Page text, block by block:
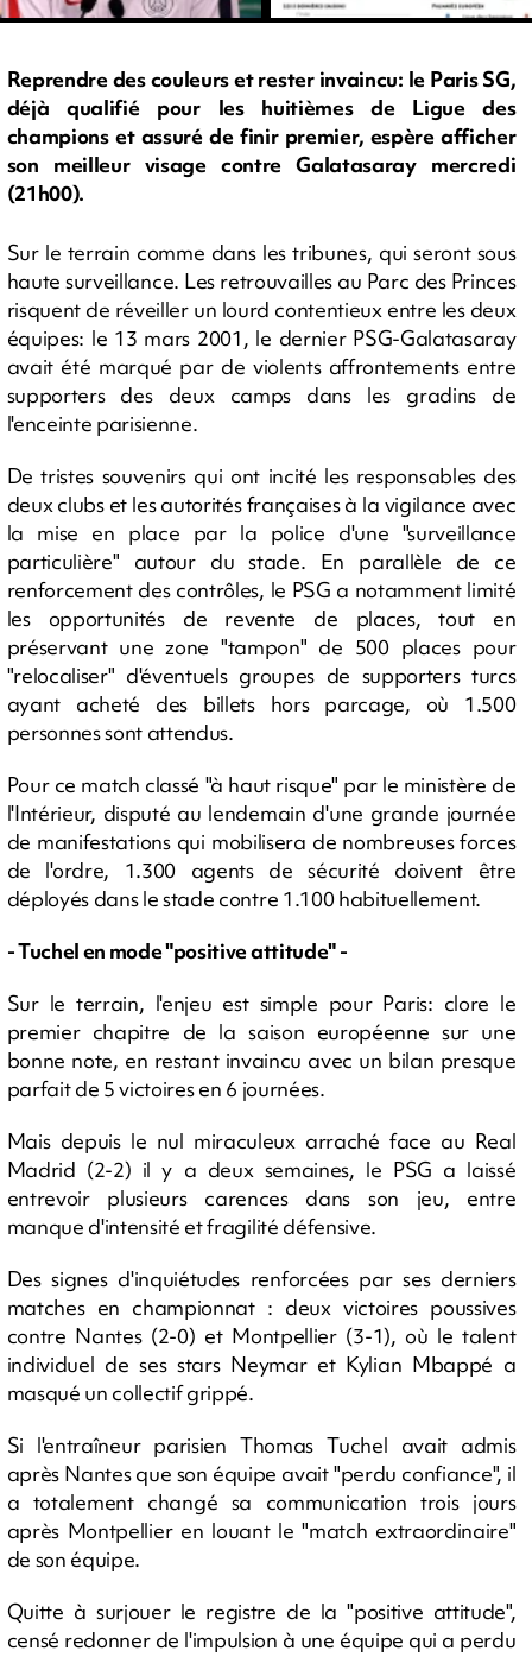
Reprendre des couleurs et rester invaincu: le Paris SG,
déjà qualifié pour les huitièmes de Ligue des
champions et assuré de finir premier, espère afficher
son meilleur visage contre Galatasaray mercredi
(21h00).
Sur le terrain comme dans les tribunes, qui seront sous
haute surveillance. Les retrouvailles au Parc des Princes
risquent de réveiller un lourd contentieux entre les deux
équipes: le 13 mars 2001, le dernier PSG-Galatasaray
avait été marqué par de violents affrontements entre
supporters des deux camps dans les gradins de
l'enceinte parisienne.
De tristes souvenirs qui ont incité les responsables des
deux clubs et les autorités françaises à la vigilance avec
la mise en place par la police d'une "surveillance
particulière" autour du stade. En parallèle de ce
renforcement des contrôles, le PSG a notamment limité
les opportunités de revente de places, tout en
préservant une zone "tampon" de 500 places pour
"relocaliser" d'éventuels groupes de supporters turcs
ayant acheté des billets hors parcage, où 1.500
personnes sont attendus.
Pour ce match classé "à haut risque" par le ministère de
l'Intérieur, disputé au lendemain d'une grande journée
de manifestations qui mobilisera de nombreuses forces
de l'ordre, 1.300 agents de sécurité doivent être
déployés dans le stade contre 1.100 habituellement.
- Tuchel en mode "positive attitude" -
Sur le terrain, l'enjeu est simple pour Paris: clore le
premier chapitre de la saison européenne sur une
bonne note, en restant invaincu avec un bilan presque
parfait de 5 victoires en 6 journées.
Mais depuis le nul miraculeux arraché face au Real
Madrid (2-2) il y a deux semaines, le PSG a laissé
entrevoir plusieurs carences dans son jeu, entre
manque d'intensité et fragilité défensive.
Des signes d'inquiétudes renforcées par ses derniers
matches en championnat : deux victoires poussives
contre Nantes (2-0) et Montpellier (3-1), où le talent
individuel de ses stars Neymar et Kylian Mbappé a
masqué un collectif grippé.
Si l'entraîneur parisien Thomas Tuchel avait admis
après Nantes que son équipe avait "perdu confiance", il
a totalement changé sa communication trois jours
après Montpellier en louant le "match extraordinaire"
de son équipe.
Quitte à surjouer le registre de la "positive attitude",
censé redonner de l'impulsion à une équipe qui a perdu